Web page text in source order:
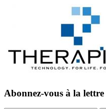
Abonnez-vous à la lettre